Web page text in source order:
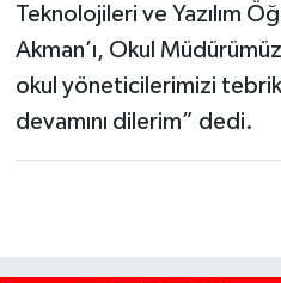
Teknolojileri ve Yazılım
Akman’ı, Okul
okul yöneticilerimizi tebrik
devamını dilerim” dedi.